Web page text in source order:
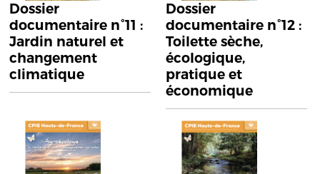
Dossier
documentaire n°11 :
Jardin naturel et
changement
climatique
Dossier
documentaire n°12 :
Toilette sèche,
écologique,
pratique et
économique